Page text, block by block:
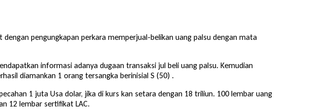
pengungkapan perkara memperjual-belikan uang palsu dengan mata
informasi adanya dugaan transaksi jul beli uang palsu. Kemudian
diamankan 1 orang tersangka berinisial S (50) .
1 juta Usa dolar, jika di kurs kan setara dengan 18 triliun. 100 lembar uang
12 lembar sertifikat LAC.